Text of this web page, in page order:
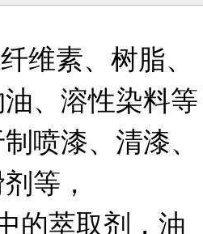
维素、树脂、
、溶性染料等
喷漆、清漆、
等，
的萃取剂，油